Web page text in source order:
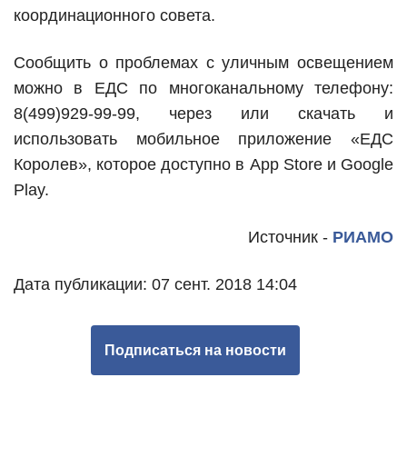
координационного совета.
Сообщить о проблемах с уличным освещением
можно в ЕДС по многоканальному телефону:
8(499)929-99-99, через или скачать и
использовать мобильное приложение «ЕДС
Королев», которое доступно в App Store и Google
Play.
Источник - РИАМО
Дата публикации: 07 сент. 2018 14:04
Подписаться на новости